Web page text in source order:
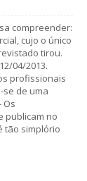
compreender:
cujo o único
tirou.
04/2013.
profissionais
se de uma
Os
publicam no
tão simplório